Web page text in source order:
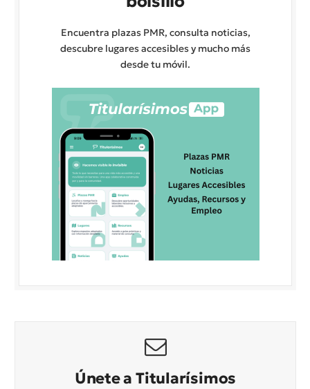
Encuentra plazas PMR, consulta noticias,
descubre lugares accesibles y mucho más
desde tu móvil.
Únete a Titularísimos